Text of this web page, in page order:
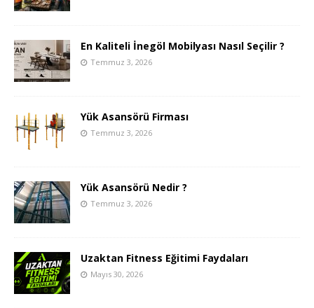
En Kaliteli İnegöl Mobilyası Nasıl Seçilir ?
Temmuz 3, 2026
Yük Asansörü Firması
Temmuz 3, 2026
Yük Asansörü Nedir ?
Temmuz 3, 2026
Uzaktan Fitness Eğitimi Faydaları
Mayıs 30, 2026